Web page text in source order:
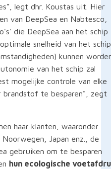
legt dhr. Koustas uit. Hier
van DeepSea en Nabtesco,
die DeepSea aan het schip
snelheid van het schip
kunnen
van het schip zal
mogelijke controle van elke
brandstof te besparen", zegt
haar klanten, waaronder
Japan enz., de
gebruiken om te besparen
hun ecologische